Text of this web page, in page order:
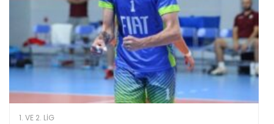
1. VE 2. LIG